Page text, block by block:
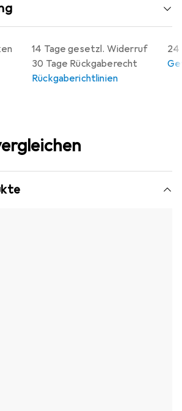
14 Tage gesetzl. Widerruf
30 Tage Rückgaberecht
Rückgaberichtlinien
24